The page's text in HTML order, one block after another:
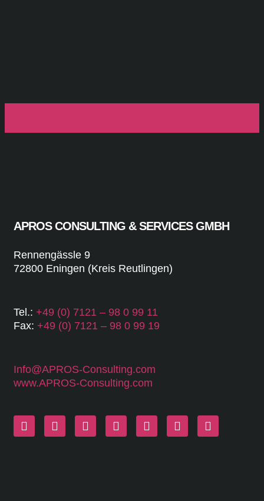
APROS CONSULTING & SERVICES GMBH
Rennengässle 9
72800 Eningen (Kreis Reutlingen)
Tel.: +49 (0) 7121 – 98 0 99 11
Fax: +49 (0) 7121 – 98 0 99 19
Info@APROS-Consulting.com
www.APROS-Consulting.com